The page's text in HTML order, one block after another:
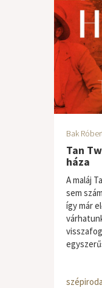
Bak
Tan
háza
A maláj
sem
így már